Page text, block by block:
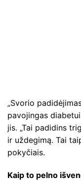
„Svorio
pavojingas
jis. „Tai padidins
ir uždegimą. Tai
pokyčiais.
Kaip to pelno